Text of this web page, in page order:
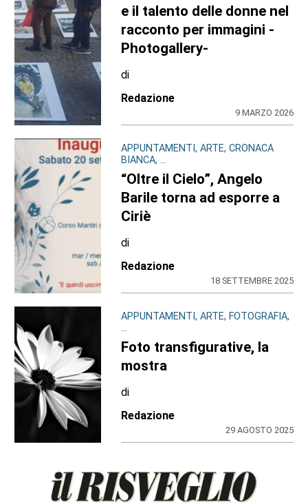
e il talento delle donne nel
racconto per immagini -
Photogallery-
di
Redazione
9 MARZO 2026
APPUNTAMENTI, ARTE, CRONACA
BIANCA, ...
“Oltre il Cielo”, Angelo
Barile torna ad esporre a
Ciriè
di
Redazione
18 SETTEMBRE 2025
APPUNTAMENTI, ARTE, FOTOGRAFIA,
...
Foto transfigurative, la
mostra
di
Redazione
29 AGOSTO 2025